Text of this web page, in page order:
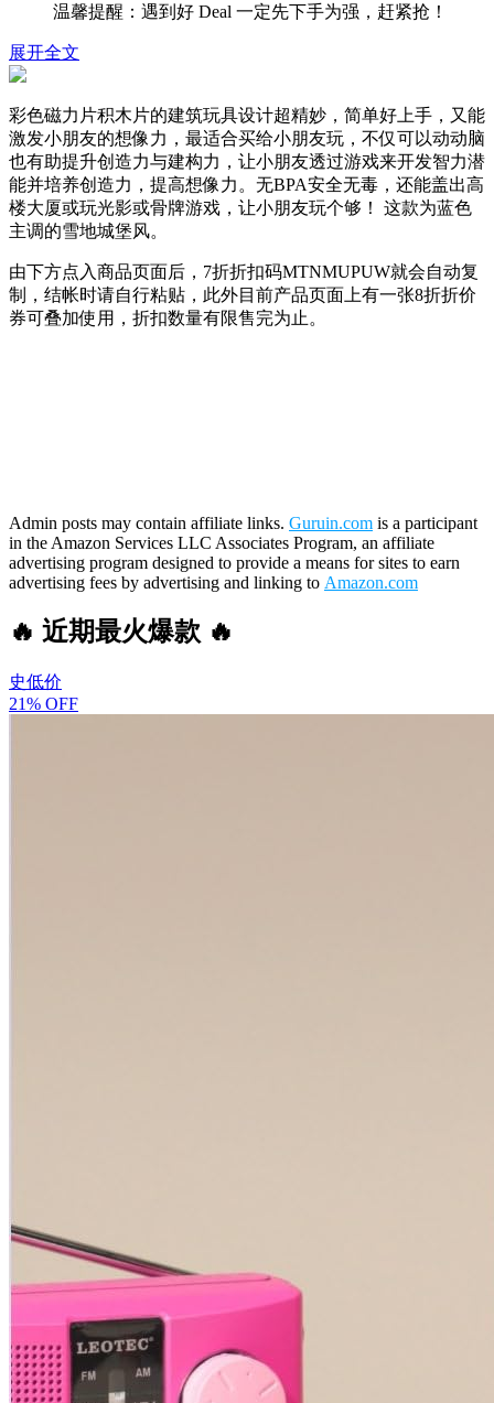
温馨提醒：遇到好 Deal 一定先下手为强，赶紧抢！
展开全文
彩色磁力片积木片的建筑玩具设计超精妙，简单好上手，又能
激发小朋友的想像力，最适合买给小朋友玩，不仅可以动动脑
也有助提升创造力与建构力，让小朋友透过游戏来开发智力潜
能并培养创造力，提高想像力。无BPA安全无毒，还能盖出高
楼大厦或玩光影或骨牌游戏，让小朋友玩个够！ 这款为蓝色
主调的雪地城堡风。
由下方点入商品页面后，7折折扣码MTNMUPUW就会自动复
制，结帐时请自行粘贴，此外目前产品页面上有一张8折折价
券可叠加使用，折扣数量有限售完为止。
Admin posts may contain affiliate links. Guruin.com is a participant
in the Amazon Services LLC Associates Program, an affiliate
advertising program designed to provide a means for sites to earn
advertising fees by advertising and linking to Amazon.com
🔥 近期最火爆款 🔥
史低价
21% OFF